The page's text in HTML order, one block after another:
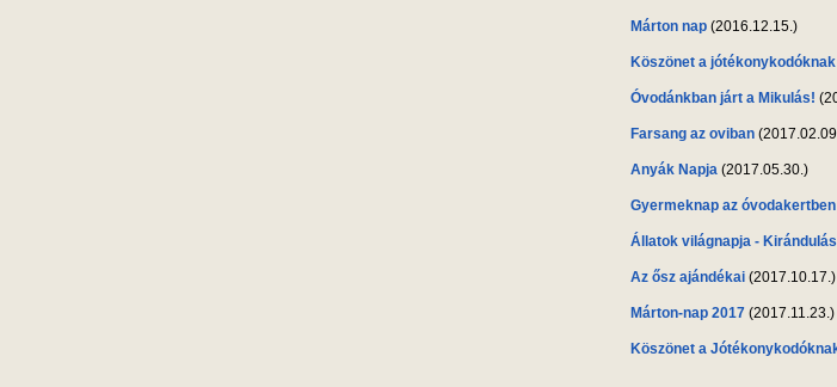
Márton nap (2016.12.15.)
Köszönet a jótékonykodóknak
Óvodánkban járt a Mikulás!
Farsang az oviban
Anyák Napja (2017.05.30.)
Gyermeknap az óvodakertben
Állatok világnapja -
Az ősz ajándékai (2017.10.17.)
Márton-nap 2017 (2017.11.23.)
Köszönet a